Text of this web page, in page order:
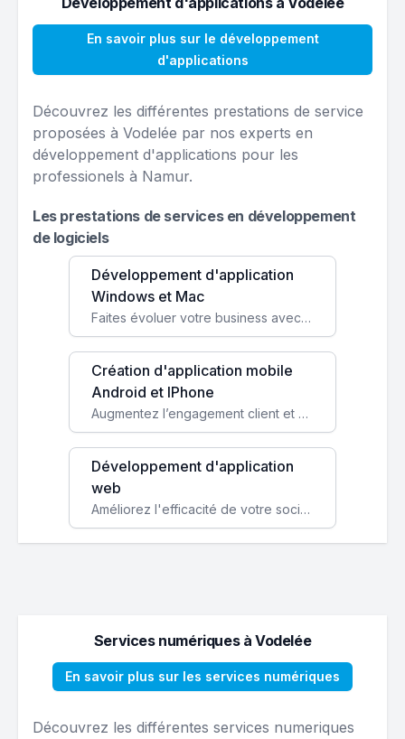
En savoir plus sur le développement
d'applications
Découvrez les différentes prestations de service
proposées à Vodelée par nos experts en
développement d'applications pour les
professionels à Namur.
Les prestations de services en développement
de logiciels
Développement d'application
Windows et Mac
Faites évoluer votre business avec des solutions logicielles personnalisées, parfaitement adaptées à vos besoins spécifiques.
Création d'application mobile
Android et IPhone
Augmentez l’engagement client et simplifiez vos processus avec une application mobile sur mesure, disponible sur iOS et Android.
Développement d'application
web
Améliorez l'efficacité de votre société avec une application web personnalisée accessible partout et tout le temps.
Services numériques à Vodelée
En savoir plus sur les services numériques
Découvrez les différentes services numeriques